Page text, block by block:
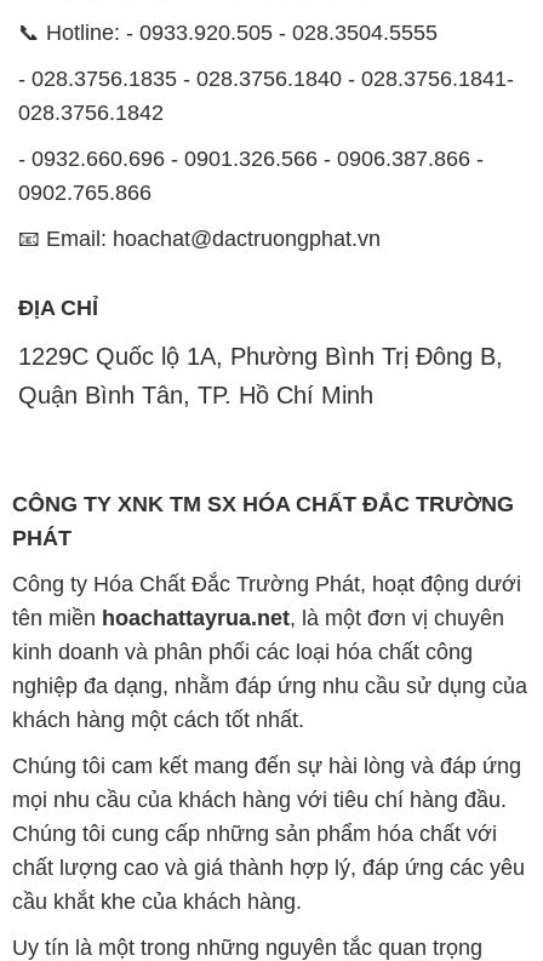
📞 Hotline: - 0933.920.505 - 028.3504.5555
- 028.3756.1835 - 028.3756.1840 - 028.3756.1841-
028.3756.1842
- 0932.660.696 - 0901.326.566 - 0906.387.866 -
0902.765.866
📧 Email: hoachat@dactruongphat.vn
ĐỊA CHỈ
1229C Quốc lộ 1A, Phường Bình Trị Đông B,
Quận Bình Tân, TP. Hồ Chí Minh
CÔNG TY XNK TM SX HÓA CHẤT ĐẮC TRƯỜNG
PHÁT
Công ty Hóa Chất Đắc Trường Phát, hoạt động dưới
tên miền hoachattayrua.net, là một đơn vị chuyên
kinh doanh và phân phối các loại hóa chất công
nghiệp đa dạng, nhằm đáp ứng nhu cầu sử dụng của
khách hàng một cách tốt nhất.
Chúng tôi cam kết mang đến sự hài lòng và đáp ứng
mọi nhu cầu của khách hàng với tiêu chí hàng đầu.
Chúng tôi cung cấp những sản phẩm hóa chất với
chất lượng cao và giá thành hợp lý, đáp ứng các yêu
cầu khắt khe của khách hàng.
Uy tín là một trong những nguyên tắc quan trọng